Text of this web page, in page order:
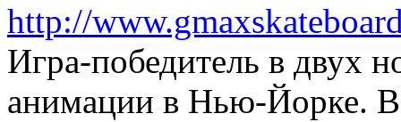
http://
Игра-победитель в двух
анимации в Нью-Йорке.